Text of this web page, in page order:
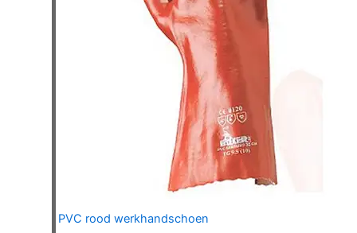
op
de
productpagina
PVC rood werkhandschoen